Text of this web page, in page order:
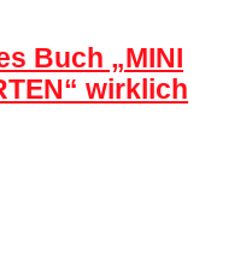
Buch „MINI
wirklich